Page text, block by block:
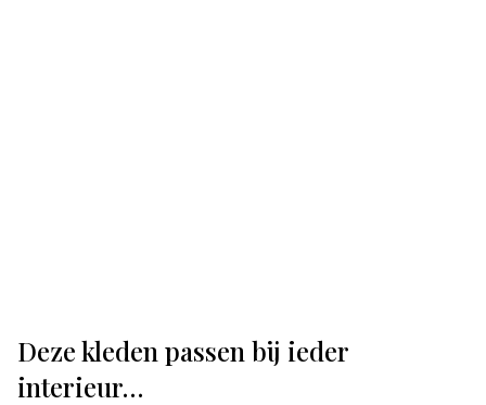
Deze kleden passen bij ieder
interieur…